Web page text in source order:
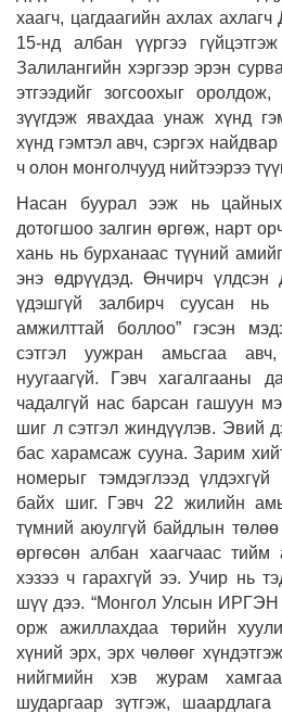
хаагч, цагдаагийн ахлах
15-нд албан үүргээ
Залилангийн хэргээр эрэн
этгээдийг зогсоохыг
зүүгдэж явахдаа унаж хүнд
хүнд гэмтэл авч, сэргэх
ч олон монголчууд нийтээрээ
Насан буурал ээж нь
дотогшоо залгин өргөж, нарт
хань нь бурханаас түүний
энэ өдрүүдэд. Өнчирч
үдэшгүй залбирч суусан нь
амжилттай боллоо” гэсэн
сэтгэл уужран амьсгаа
нуугаагүй. Гэвч хагалгааны
чадалгүй нас барсан гашуун
шиг л сэтгэл жиндүүлэв. Эвий
бас харамсаж сууна. Зарим
номерыг тэмдэглээд
байх шиг. Гэвч 22 жилийн
түмний аюулгүй байдлын төлөө
өргөсөн албан хаагчаас тийм
хэзээ ч гарахгүй ээ. Учир нь
шүү дээ. “Монгол Улсын ИРГЭН
орж ажиллахдаа төрийн
хүний эрх, эрх чөлөөг
нийгмийн хэв журам
шударгаар зүтгэж,